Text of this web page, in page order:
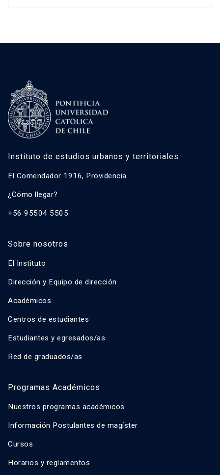
Instituto de estudios urbanos y territoriales
El Comendador 1916, Providencia
¿Cómo llegar?
+56 95504 5505
Sobre nosotros
El Instituto
Dirección y Equipo de dirección
Académicos
Centros de estudiantes
Estudiantes y egresados/as
Red de graduados/as
Programas Académicos
Nuestros programas académicos
Información Postulantes de magíster
Cursos
Horarios y reglamentos